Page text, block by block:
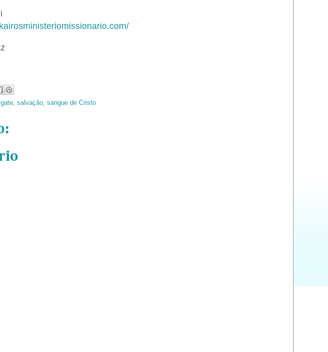
, salvação, sangue de Cristo